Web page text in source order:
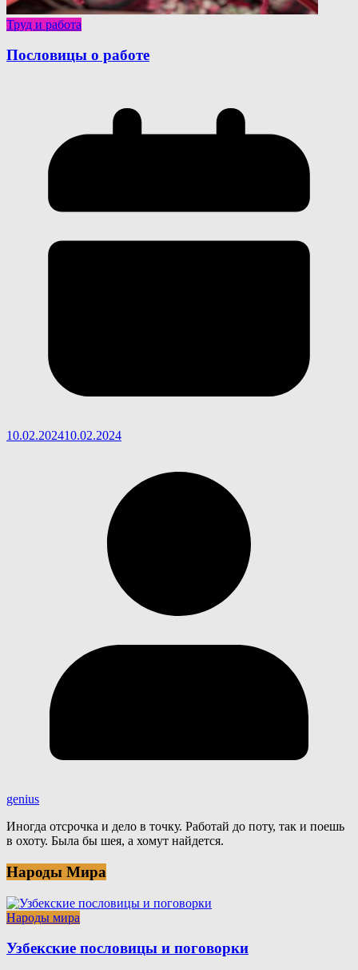
Труд и работа
Пословицы о работе
10.02.202410.02.2024
genius
Иногда отсрочка и дело в точку. Работай до поту, так и поешь
в охоту. Была бы шея, а хомут найдется.
Народы Мира
Народы мира
Узбекские пословицы и поговорки